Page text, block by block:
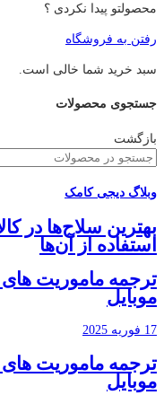
محصولتو پیدا نکردی ؟
رفتن به فروشگاه
سبد خرید شما خالی است.
جستجوی محصولات
بازگشت
وبلاگ دیجی کامک
بهترین سلاح‌ها در
استفاده از آن‌ها
موبایل
17 فوریه 2025
موبایل